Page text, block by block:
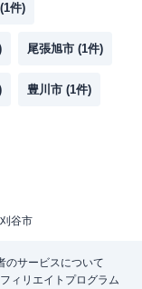
(1件)
尾張旭市 (1件)
豊川市 (1件)
刈谷市
のサービスについて
ィリエイトプログラム